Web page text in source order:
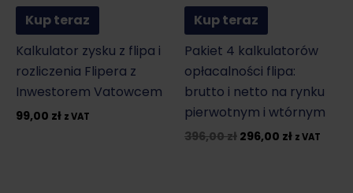
Kup teraz
Kalkulator zysku z flipa i
rozliczenia Flipera z
Inwestorem Vatowcem
99,00 zł z VAT
Kup teraz
Pakiet 4 kalkulatorów
opłacalności flipa:
brutto i netto na rynku
pierwotnym i wtórnym
396,00zł Pierwotna
296,00 złAktualna
z VAT